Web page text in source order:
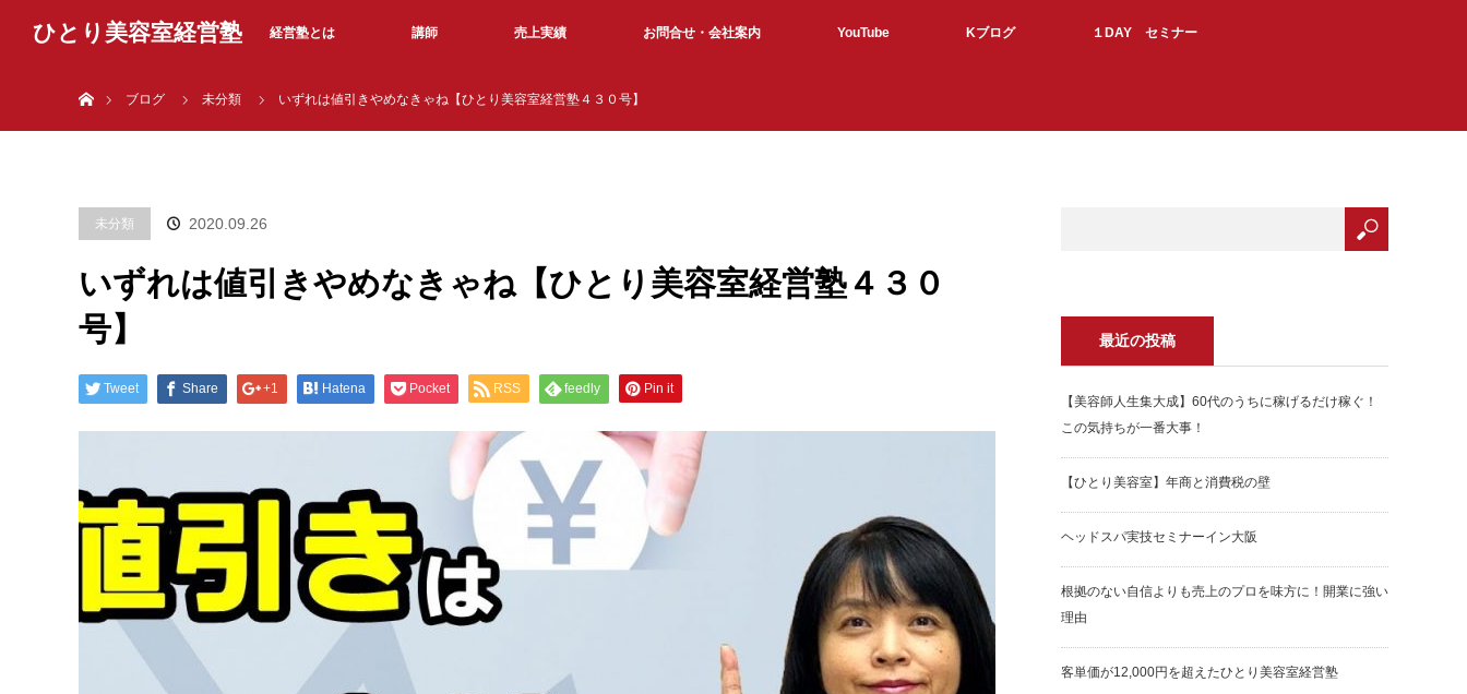
ひとり美容室経営塾 経営塾とは 講師 売上実績 お問合せ・会社案内 YouTube Kブログ １DAY セミナー
ブログ
未分類 いずれは値引きやめなきゃね【ひとり美容室経営塾４３０号】
未分類 2020.09.26
いずれは値引きやめなきゃね【ひとり美容室経営塾４３０
号】
Tweet Share +1 Hatena Pocket RSS feedly Pin it
最近の投稿
【美容師人生集大成】60代のうちに稼げるだけ稼ぐ！
この気持ちが一番大事！
【ひとり美容室】年商と消費税の壁
ヘッドスパ実技セミナーイン大阪
根拠のない自信よりも売上のプロを味方に！開業に強い
理由
客単価が12,000円を超えたひとり美容室経営塾